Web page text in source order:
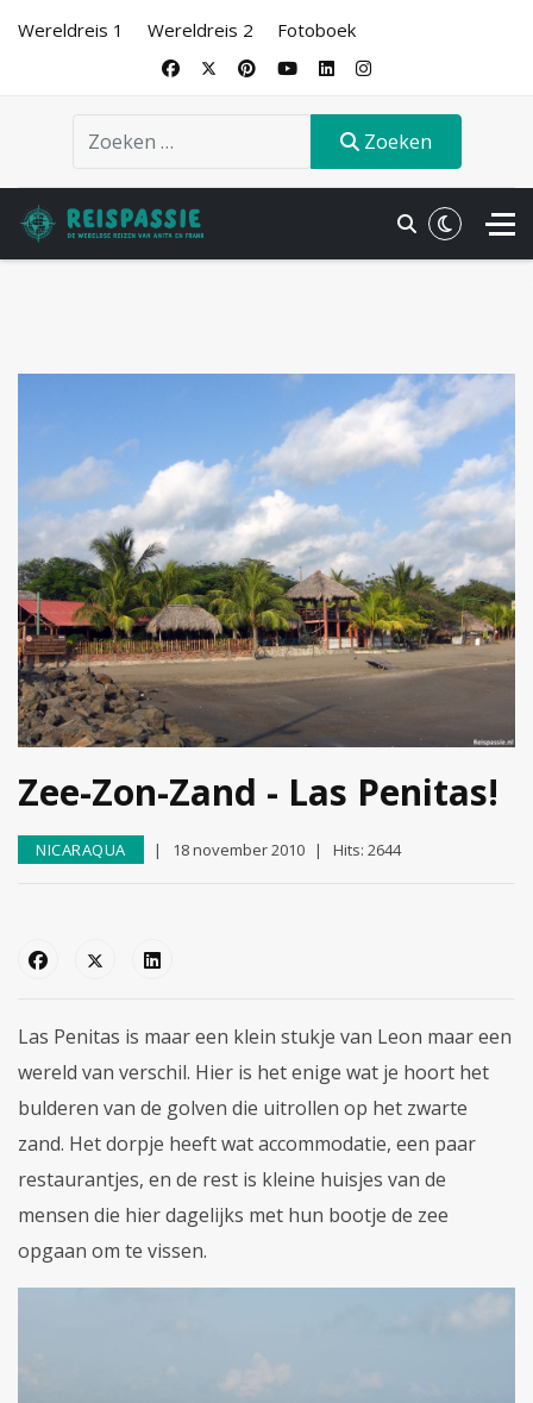
Wereldreis 1 Wereldreis 2 Fotoboek
Zoeken Zoeken
Zee-Zon-Zand - Las Penitas!
NICARAQUA 18 november 2010 Hits: 2644
Las Penitas is maar een klein stukje van Leon maar een
wereld van verschil. Hier is het enige wat je hoort het
bulderen van de golven die uitrollen op het zwarte
zand. Het dorpje heeft wat accommodatie, een paar
restaurantjes, en de rest is kleine huisjes van de
mensen die hier dagelijks met hun bootje de zee
opgaan om te vissen.